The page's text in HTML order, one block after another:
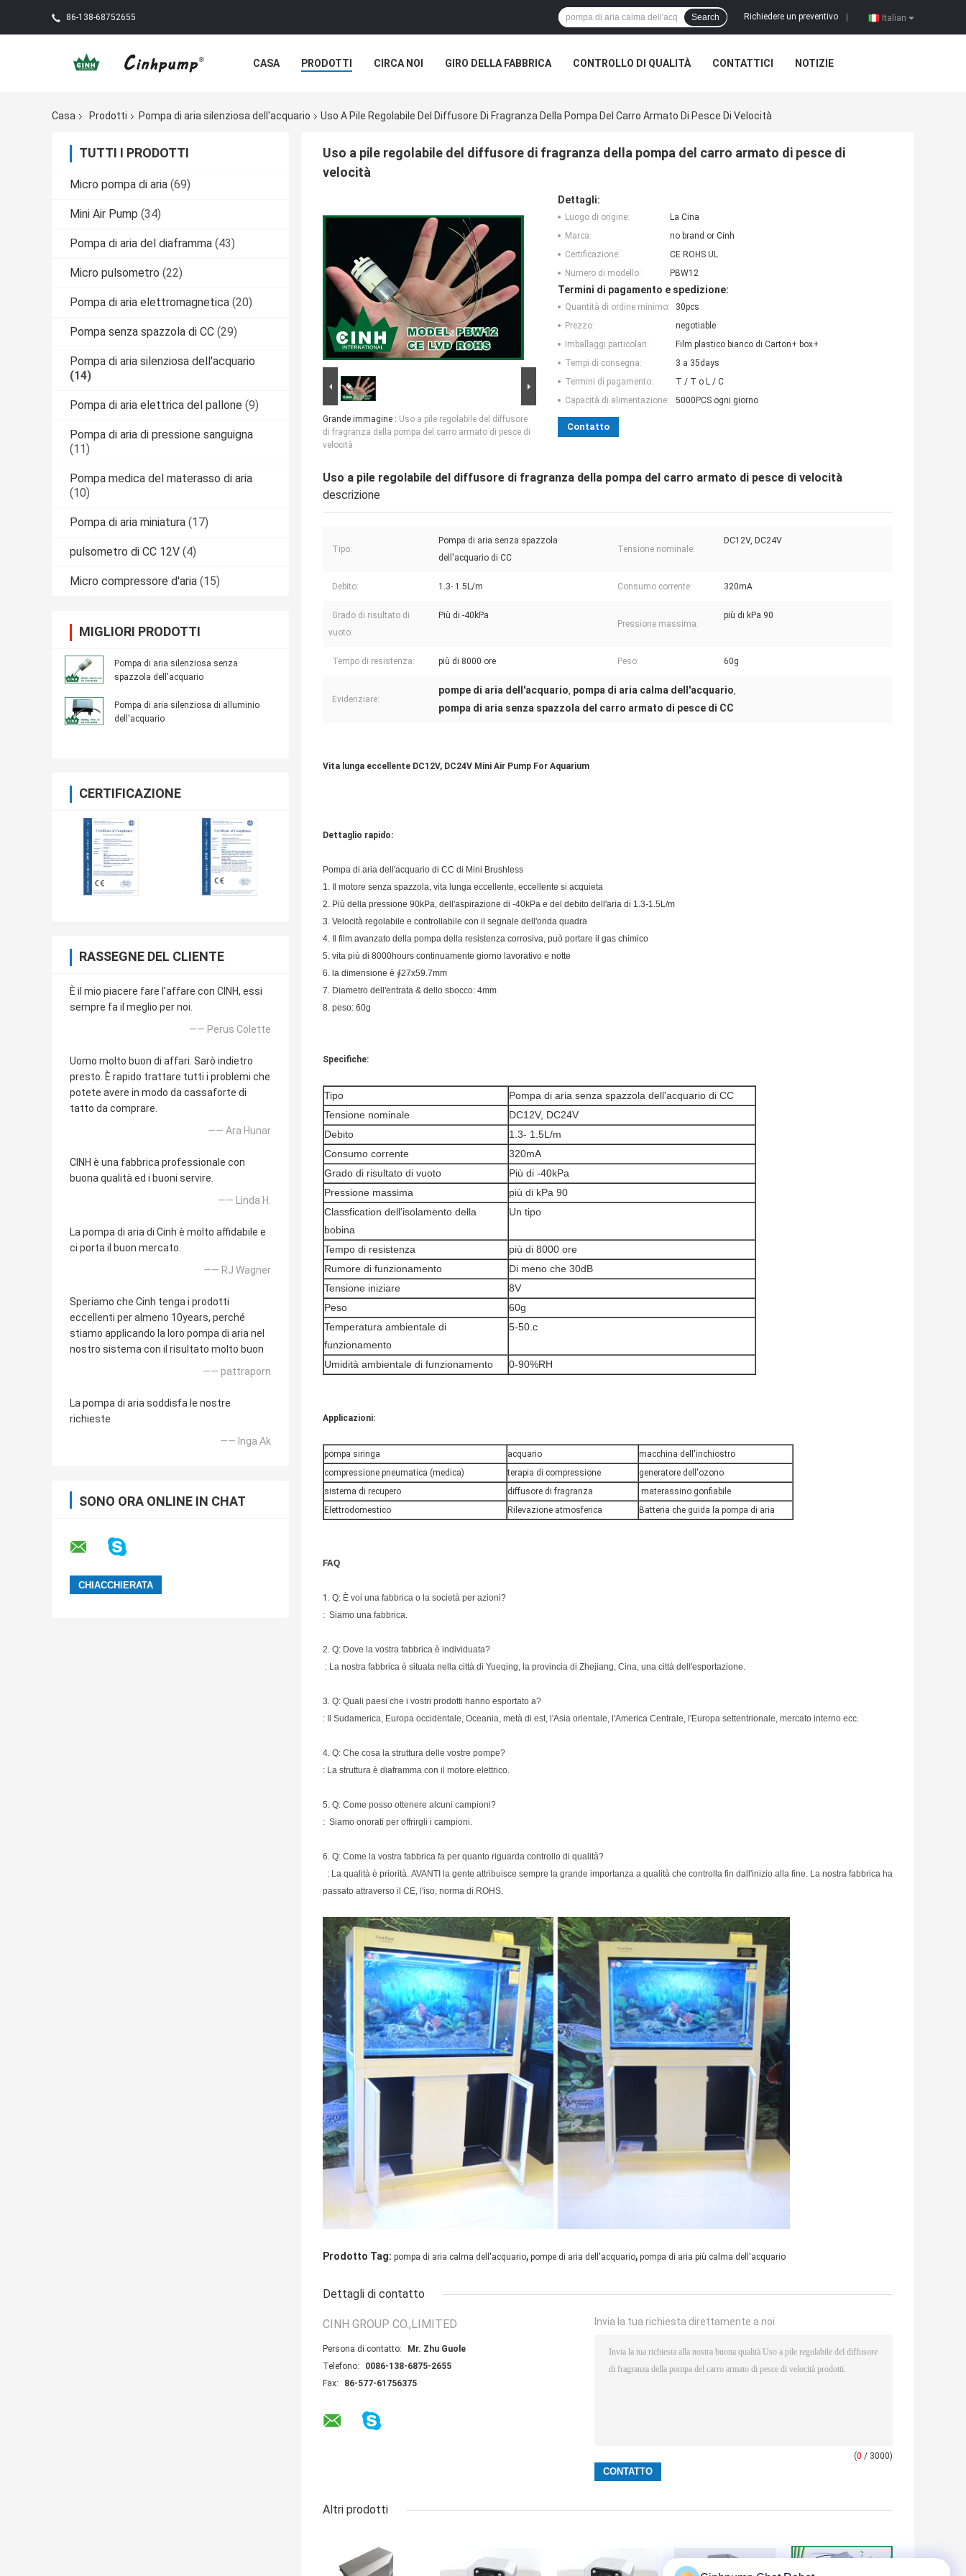
86-138-68752655 Italian
Richiedere un preventivo
Search
CASA PRODOTTI CIRCA NOI GIRO DELLA FABBRICA CONTROLLO DI QUALITÀ CONTATTICI NOTIZIE
Casa Prodotti Pompa di aria silenziosa dell'acquario Uso A Pile Regolabile Del Diffusore Di Fragranza Della Pompa Del Carro Armato Di Pesce Di Velocità
TUTTI I PRODOTTI
Micro pompa di aria (69)
Mini Air Pump (34)
Pompa di aria del diaframma (43)
Micro pulsometro (22)
Pompa di aria elettromagnetica (20)
Pompa senza spazzola di CC (29)
Pompa di aria silenziosa dell'acquario
(14)
Pompa di aria elettrica del pallone (9)
Pompa di aria di pressione sanguigna
(11)
Pompa medica del materasso di aria
(10)
Pompa di aria miniatura (17)
pulsometro di CC 12V (4)
Micro compressore d'aria (15)
MIGLIORI PRODOTTI
Pompa di aria silenziosa senza
spazzola dell'acquario
Pompa di aria silenziosa di alluminio
dell'acquario
CERTIFICAZIONE
RASSEGNE DEL CLIENTE
È il mio piacere fare l'affare con CINH, essi
sempre fa il meglio per noi.
—— Perus Colette
Uomo molto buon di affari. Sarò indietro
presto. È rapido trattare tutti i problemi che
potete avere in modo da cassaforte di
tatto da comprare.
—— Ara Hunar
CINH è una fabbrica professionale con
buona qualità ed i buoni servire.
—— Linda H.
La pompa di aria di Cinh è molto affidabile e
ci porta il buon mercato.
—— RJ Wagner
Speriamo che Cinh tenga i prodotti
eccellenti per almeno 10years, perché
stiamo applicando la loro pompa di aria nel
nostro sistema con il risultato molto buon
—— pattraporn
La pompa di aria soddisfa le nostre
richieste
—— Inga Ak
SONO ORA ONLINE IN CHAT
Uso a pile regolabile del diffusore di fragranza della pompa del carro armato di pesce di
velocità
Grande immagine : Uso a pile regolabile del diffusore
di fragranza della pompa del carro armato di pesce di
velocità
Dettagli:
Luogo di origine:
La Cina
Marca:
no brand or Cinh
Certificazione:
CE ROHS UL
Numero di modello:
PBW12
Termini di pagamento e spedizione:
Quantità di ordine minimo:
30pcs
Prezzo:
negotiable
Imballaggi particolari:
Film plastico bianco di Carton+ box+
Tempi di consegna:
3 a 35days
Termini di pagamento:
T / T o L / C
Capacità di alimentazione:
5000PCS ogni giorno
Contatto
Uso a pile regolabile del diffusore di fragranza della pompa del carro armato di pesce di velocità
descrizione
Tipo:
Pompa di aria senza spazzola
dell'acquario di CC
Tensione nominale:
DC12V, DC24V
Debito: 1.3- 1.5L/m Consumo corrente: 320mA
Grado di risultato di
vuoto:
Più di -40kPa
Pressione massima:
più di kPa 90
Tempo di resistenza: più di 8000 ore Peso: 60g
Evidenziare:
pompe di aria dell'acquario, pompa di aria calma dell'acquario,
pompa di aria senza spazzola del carro armato di pesce di CC
Vita lunga eccellente DC12V, DC24V Mini Air Pump For Aquarium
Dettaglio rapido:
Pompa di aria dell'acquario di CC di Mini Brushless
1. Il motore senza spazzola, vita lunga eccellente, eccellente si acquieta
2. Più della pressione 90kPa, dell'aspirazione di -40kPa e del debito dell'aria di 1.3-1.5L/m
3. Velocità regolabile e controllabile con il segnale dell'onda quadra
4. Il film avanzato della pompa della resistenza corrosiva, può portare il gas chimico
5. vita più di 8000hours continuamente giorno lavorativo e notte
6. la dimensione è ∮27x59.7mm
7. Diametro dell'entrata & dello sbocco: 4mm
8. peso: 60g
Specifiche:
Tipo
Pompa di aria senza spazzola dell'acquario di CC
Tensione nominale
DC12V, DC24V
Debito
1.3- 1.5L/m
Consumo corrente
320mA
Grado di risultato di vuoto
Più di -40kPa
Pressione massima
più di kPa 90
Classfication dell'isolamento della
bobina
Un tipo
Tempo di resistenza
più di 8000 ore
Rumore di funzionamento
Di meno che 30dB
Tensione iniziare
8V
Peso
60g
Temperatura ambientale di
funzionamento
5-50.c
Umidità ambientale di funzionamento 0-90%RH
Applicazioni:
pompa siringa acquario
macchina dell'inchiostro
compressione pneumatica (medica)
terapia di compressione
generatore dell'ozono
sistema di recupero
diffusore di fragranza
materassino gonfiabile
Elettrodomestico
Rilevazione atmosferica Batteria che guida la pompa di aria
FAQ
1. Q: È voi una fabbrica o la società per azioni?
: Siamo una fabbrica.
2. Q: Dove la vostra fabbrica è individuata?
: La nostra fabbrica è situata nella città di Yueqing, la provincia di Zhejiang, Cina, una città dell'esportazione.
3. Q: Quali paesi che i vostri prodotti hanno esportato a?
: Il Sudamerica, Europa occidentale, Oceania, metà di est, l'Asia orientale, l'America Centrale, l'Europa settentrionale, mercato interno ecc.
4. Q: Che cosa la struttura delle vostre pompe?
: La struttura è diaframma con il motore elettrico.
5. Q: Come posso ottenere alcuni campioni?
: Siamo onorati per offrirgli i campioni.
6. Q: Come la vostra fabbrica fa per quanto riguarda controllo di qualità?
: La qualità è priorità. AVANTI la gente attribuisce sempre la grande importanza a qualità che controlla fin dall'inizio alla fine. La nostra fabbrica ha
passato attraverso il CE, l'iso, norma di ROHS.
Prodotto Tag: pompa di aria calma dell'acquario, pompe di aria dell'acquario, pompa di aria più calma dell'acquario
Dettagli di contatto
CINH GROUP CO.,LIMITED
Persona di contatto:
Mr. Zhu Guole
Telefono:
0086-138-6875-2655
Fax:
86-577-61756375
Invia la tua richiesta direttamente a noi
(0 / 3000)
Altri prodotti